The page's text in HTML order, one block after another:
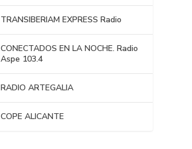
TRANSIBERIAM EXPRESS Radio
CONECTADOS EN LA NOCHE. Radio
Aspe 103.4
RADIO ARTEGALIA
COPE ALICANTE